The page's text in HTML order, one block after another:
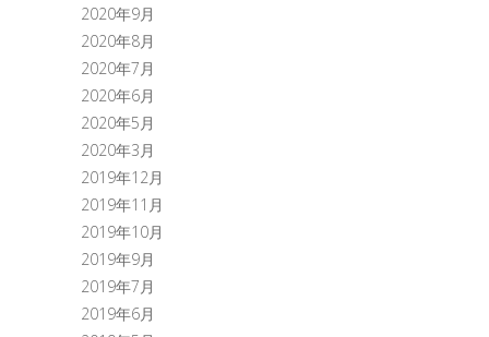
2020年9月
2020年8月
2020年7月
2020年6月
2020年5月
2020年3月
2019年12月
2019年11月
2019年10月
2019年9月
2019年7月
2019年6月